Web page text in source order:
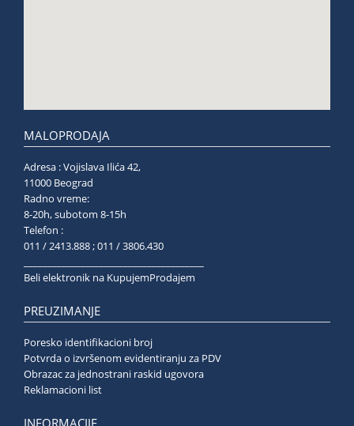
MALOPRODAJA
Adresa : Vojislava Ilića 42,
11000 Beograd
Radno vreme:
8-20h, subotom 8-15h
Telefon :
011 / 2413.888 ; 011 / 3806.430
Beli elektronik na KupujemProdajem
PREUZIMANJE
Poresko identifikacioni broj
Potvrda o izvršenom evidentiranju za PDV
Obrazac za jednostrani raskid ugovora
Reklamacioni list